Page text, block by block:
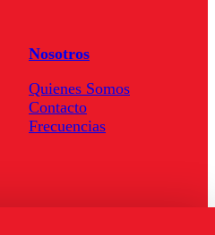
Nosotros
Quienes Somos
Contacto
Frecuencias